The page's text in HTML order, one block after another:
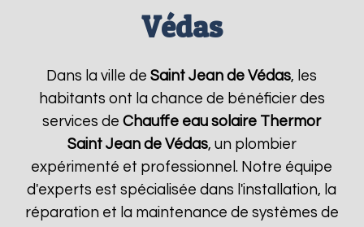
Védas
Dans la ville deSaint Jean de Védas, les
habitants ont la chance de bénéficier des
services deChauffe eau solaire Thermor
Saint Jean de Védas, un plombier
expérimenté et professionnel. Notre équipe
d'experts est spécialisée dans l'installation, la
réparation et la maintenance de systèmes de